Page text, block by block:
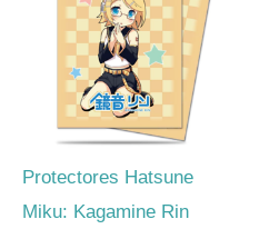
Protectores Hatsune
Miku: Kagamine Rin